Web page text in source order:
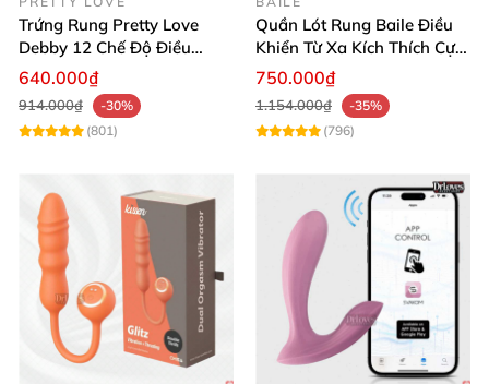
Trứng Rung Pretty Love
Debby 12 Chế Độ Điều
Khiển Từ Xa Siêu Mượt
640.000₫
914.000₫
-30%
(801)
Quần Lót Rung Baile Điều
Khiển Từ Xa Kích Thích Cực
Mạnh
750.000₫
1.154.000₫
-35%
(796)